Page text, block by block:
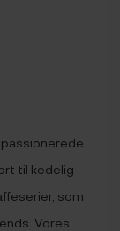
til kedelig
som
Vores